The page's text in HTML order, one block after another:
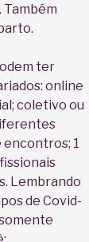
ter
online
coletivo ou
encontros; 1
Lembrando
de Covid-